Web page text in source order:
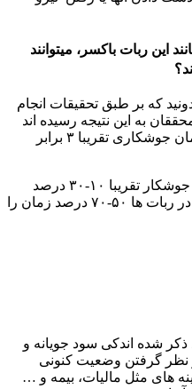
این ربات باکسر، میتوانند
که بر طبق تحقیقات انجام
به این نتیجه رسیده اند
که راندمان کاری این ربات ها در زمان جوشکاری تقریبا ۳ برابر
زیرا در زمان جوشکاری، یک کارگر جوشکار تقریبا ۱۰-۳۰ درصد
زمان به جوشکاری می پردازد ولی در ربات ها ۵۰-۷۰ درصد زمان را
شده اندکی سود جویانه و
در نظر گرفتن وضعیت کنونی
های مثل مالیات، بیمه و …